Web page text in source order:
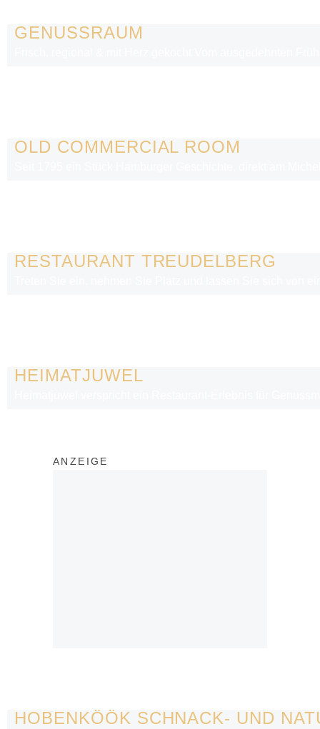
GENUSSRAUM
OLD COMMERCIAL ROOM
RESTAURANT TREUDELBERG
HEIMATJUWEL
ANZEIGE
HOBENKÖÖK SCHNACK- UND